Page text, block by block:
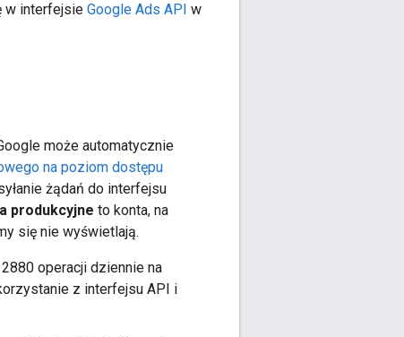
w interfejsie Google Ads API w
może automatycznie
na poziom dostępu
żądań do interfejsu
produkcyjne to konta, na
się nie wyświetlają.
operacji dziennie na
z interfejsu API i